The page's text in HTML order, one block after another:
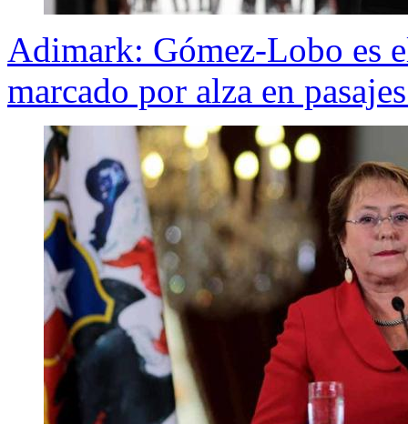
Adimark: Gómez-Lobo es
marcado por alza en